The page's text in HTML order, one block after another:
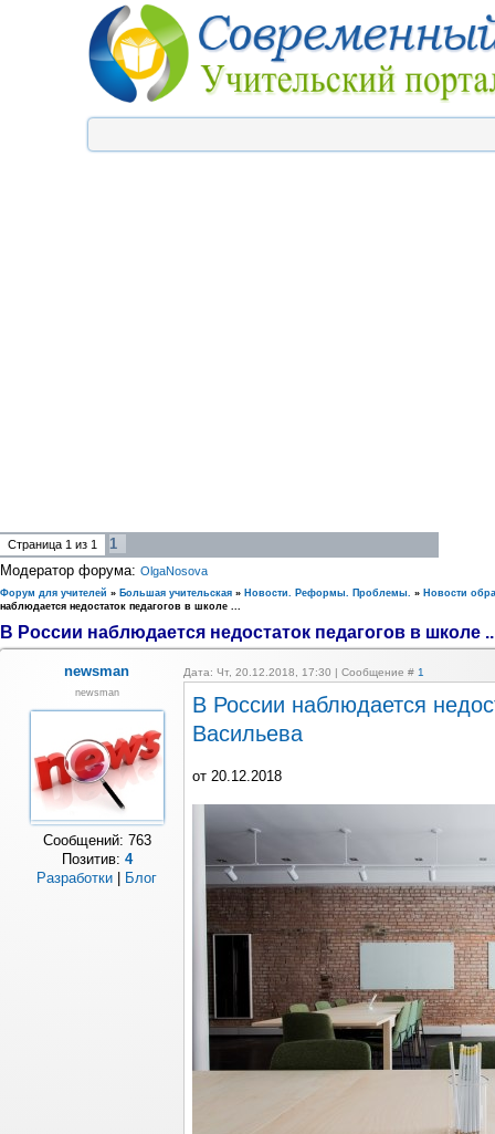
Страница 1 из 1
1
Модератор форума: OlgaNosova
Форум для учителей » Большая учительская » Новости. Реформы. Проблемы. » Новости
наблюдается недостаток педагогов в школе ...
В России наблюдается недостаток педагогов в школе
newsman Дата: Чт, 20.12.2018, 17:30 | Сообщение # 1
newsman
Сообщений: 763
Позитив: 4
Разработки
Блог
В России наблюдается
Васильева
от 20.12.2018